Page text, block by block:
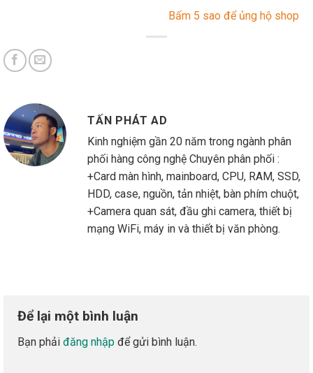
Bấm 5 sao để ủng hộ shop
TẤN PHÁT AD
Kinh nghiệm gần 20 năm trong ngành phân
phối hàng công nghệ Chuyên phân phối :
+Card màn hình, mainboard, CPU, RAM, SSD,
HDD, case, nguồn, tản nhiệt, bàn phím chuột,
+Camera quan sát, đầu ghi camera, thiết bị
mạng WiFi, máy in và thiết bị văn phòng.
Để lại một bình luận
Bạn phải đăng nhập để gửi bình luận.